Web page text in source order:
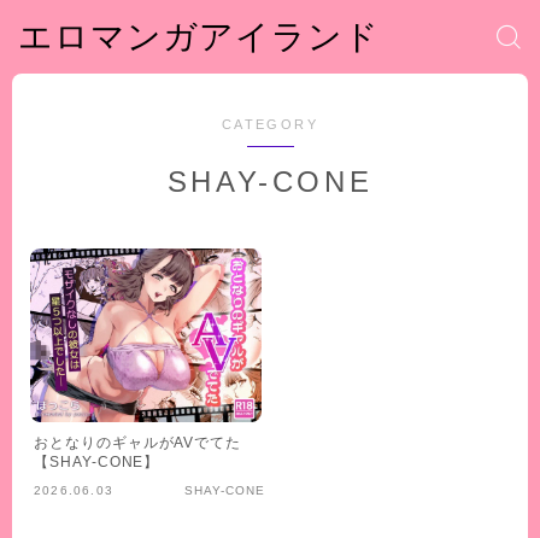
エロマンガアイランド
CATEGORY
SHAY-CONE
おとなりのギャルがAVでてた
【SHAY-CONE】
2026.06.03 SHAY-CONE